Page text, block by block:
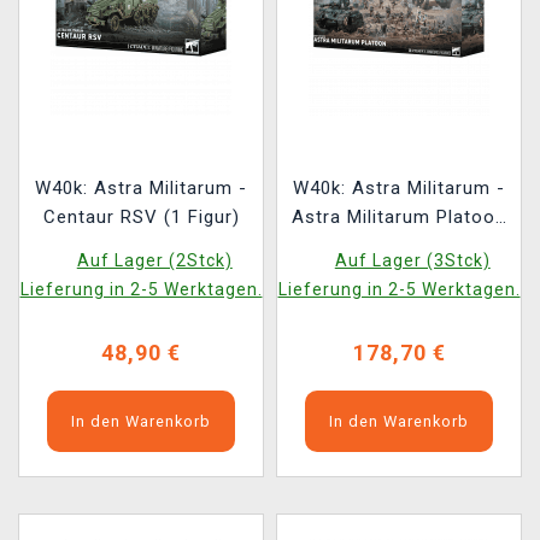
W40k: Astra Militarum -
Centaur RSV (1 Figur)
Auf Lager (2Stck)
Lieferung in 2-5 Werktagen.
48,90 €
In den Warenkorb
W40k: Astra Militarum -
Astra Militarum Platoon
Auf Lager (3Stck)
Lieferung in 2-5 Werktagen.
178,70 €
In den Warenkorb